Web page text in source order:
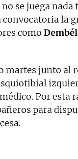
se juega nada
la
como
martes junto al
Por esta
para